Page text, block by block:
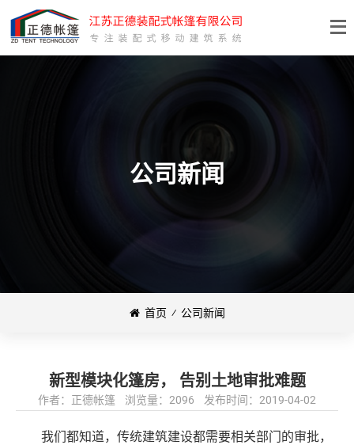
公司新闻
首页 ⁄ 公司新闻
新型模块化篷房， 告别土地审批难题
作者：正德帐篷 浏览量：2096 发布时间：2019-04-02
我们都知道，传统建筑建设都需要相关部门的审批，